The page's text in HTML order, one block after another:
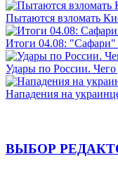
Пытаются взломать
Итоги 04.08: "Сафари"
Удары по России. Чего
Нападения на
ВЫБОР